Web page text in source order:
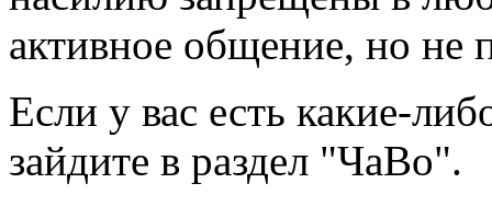
активное общение, но не
Если у вас есть какие-
зайдите в раздел "ЧаВо".